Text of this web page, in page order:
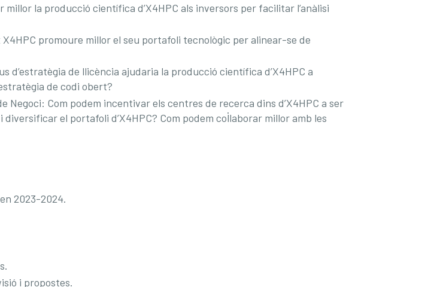
la producció científica d’X4HPC als inversors per facilitar l’anàlisi
promoure millor el seu portafoli tecnològic per alinear-se de
d’estratègia de llicència ajudaria la producció científica d’X4HPC a
de codi obert?
Negoci: Com podem incentivar els centres de recerca dins d’X4HPC a ser
el portafoli d’X4HPC? Com podem col·laborar millor amb les
2023-2024.
i propostes.